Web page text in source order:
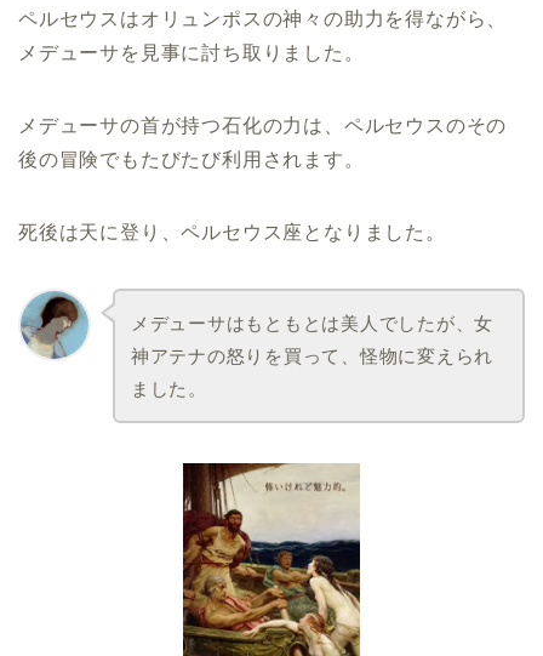
ペルセウスはオリュンポスの神々の助力を得ながら、
メデューサを見事に討ち取りました。
メデューサの首が持つ石化の力は、ペルセウスのその
後の冒険でもたびたび利用されます。
死後は天に登り、ペルセウス座となりました。
メデューサはもともとは美人でしたが、女
神アテナの怒りを買って、怪物に変えられ
ました。